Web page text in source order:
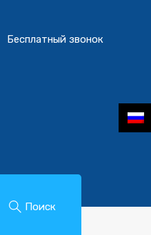
Бесплатный звонок
Поиск